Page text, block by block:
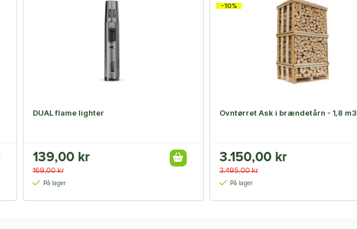
DUAL flame lighter
139,00 kr
169,00 kr
På lager
-10%
Ovntørret Ask i brændetårn - 1,8 m3
3.150,00 kr
3.495,00 kr
På lager